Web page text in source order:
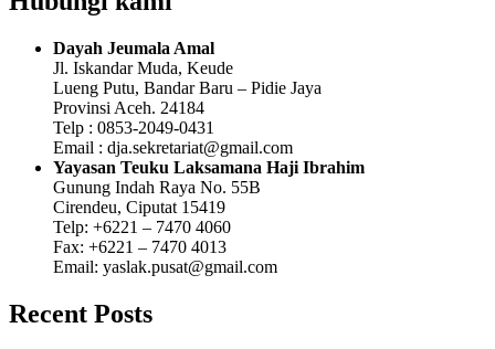
Dayah Jeumala Amal
Jl. Iskandar Muda, Keude
Lueng Putu, Bandar Baru – Pidie Jaya
Provinsi Aceh. 24184
Telp : 0853-2049-0431
Email : dja.sekretariat@gmail.com
Yayasan Teuku Laksamana Haji Ibrahim
Gunung Indah Raya No. 55B
Cirendeu, Ciputat 15419
Telp: +6221 – 7470 4060
Fax: +6221 – 7470 4013
Email: yaslak.pusat@gmail.com
Recent Posts